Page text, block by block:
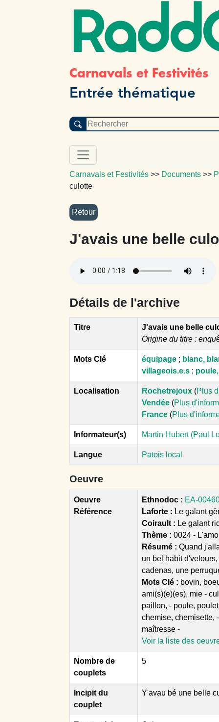
Carnavals et Festivités
Entrée thématique
Carnavals et Festivités >> Documents >>
culotte
J'avais une belle
Détails de l'archive
Titre
J'avais une belle
Origine du titre :
Mots Clé équipage ; blanc,
villageois.e.s ;
Localisation Rochetrejoux (Plus
Vendée (Plus
France (Plus
Informateur(s) Martin Hubert (Paul
Langue Patois local
Oeuvre
Oeuvre
Référence
Ethnodoc : EA-
Laforte : Le galant
Coirault : Le galant
Thème : 0024 -
Résumé : Quand
un bel habit
cadenas, une
Mots Clé : bovin,
ami(s)(e)(es), mie -
paillon, - poule,
chemise, chemisette,
maîtresse -
Voir la liste des
Nombre de
couplets
5
Incipit du
couplet
Y'avau bé une belle